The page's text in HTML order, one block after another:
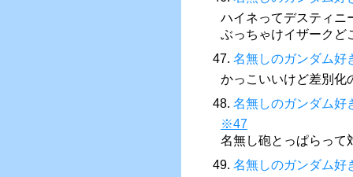
ハイネってデスティニ
ぶっちゃけイザークど
47. 名無しのガンダム好
かっこいいけど差別化
48. 名無しのガンダム好
※47
名無し砲とっぱらって
49. 名無しのガンダム好